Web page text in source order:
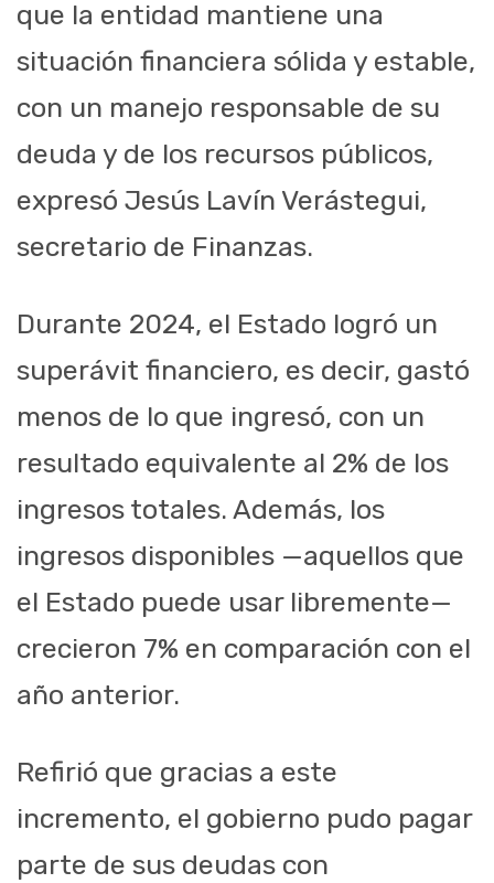
que la entidad mantiene una
situación financiera sólida y estable,
con un manejo responsable de su
deuda y de los recursos públicos,
expresó Jesús Lavín Verástegui,
secretario de Finanzas.
Durante 2024, el Estado logró un
superávit financiero, es decir, gastó
menos de lo que ingresó, con un
resultado equivalente al 2% de los
ingresos totales. Además, los
ingresos disponibles —aquellos que
el Estado puede usar libremente—
crecieron 7% en comparación con el
año anterior.
Refirió que gracias a este
incremento, el gobierno pudo pagar
parte de sus deudas con